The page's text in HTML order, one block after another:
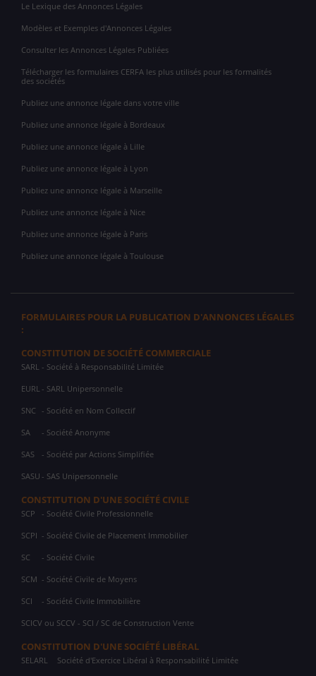
Le Lexique des Annonces Légales
Modèles et Exemples d'Annonces Légales
Consulter les Annonces Légales Publiées
Télécharger les formulaires CERFA les plus utilisés pour les formalités
des sociétés
Publiez une annonce légale dans votre ville
Publiez une annonce légale à Bordeaux
Publiez une annonce légale à Lille
Publiez une annonce légale à Lyon
Publiez une annonce légale à Marseille
Publiez une annonce légale à Nice
Publiez une annonce légale à Paris
Publiez une annonce légale à Toulouse
FORMULAIRES POUR LA PUBLICATION D'ANNONCES LÉGALES
:
CONSTITUTION DE SOCIÉTÉ COMMERCIALE
SARL - Société à Responsabilité Limitée
EURL - SARL Unipersonnelle
SNC - Société en Nom Collectif
SA - Société Anonyme
SAS - Société par Actions Simplifiée
SASU - SAS Unipersonnelle
CONSTITUTION D'UNE SOCIÉTÉ CIVILE
SCP - Société Civile Professionnelle
SCPI - Société Civile de Placement Immobilier
SC - Société Civile
SCM - Société Civile de Moyens
SCI - Société Civile Immobilière
SCICV ou SCCV - SCI / SC de Construction Vente
CONSTITUTION D'UNE SOCIÉTÉ LIBÉRAL
SELARL Société d'Exercice Libéral à Responsabilité Limitée